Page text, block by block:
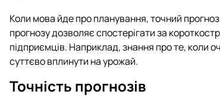
Коли мова йде про планування, точний
прогнозу дозволяє спостерігати за
підприємців. Наприклад, знання про те, коли
суттєво вплинути на урожай.
Точність прогнозів